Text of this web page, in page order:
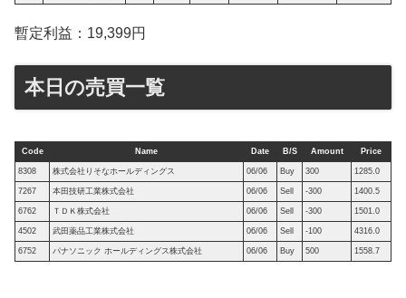
暫定利益：19,399円
本日の売買一覧
Code Name Date B/S Amount Price
8308 株式会社りそなホールディングス 06/06 Buy 300 1285.0
7267 本田技研工業株式会社 06/06 Sell -300 1400.5
6762 ＴＤＫ株式会社 06/06 Sell -300 1501.0
4502 武田薬品工業株式会社 06/06 Sell -100 4316.0
6752 パナソニック ホールディングス株式会社 06/06 Buy 500 1558.7